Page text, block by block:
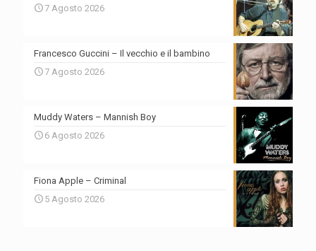
7 Agosto 2026
Francesco Guccini – Il vecchio e il bambino
7 Agosto 2026
Muddy Waters – Mannish Boy
6 Agosto 2026
Fiona Apple – Criminal
5 Agosto 2026